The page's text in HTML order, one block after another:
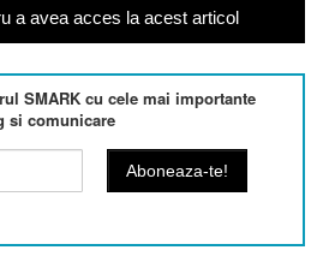
a avea acces la acest articol
SMARK cu cele mai importante
si comunicare